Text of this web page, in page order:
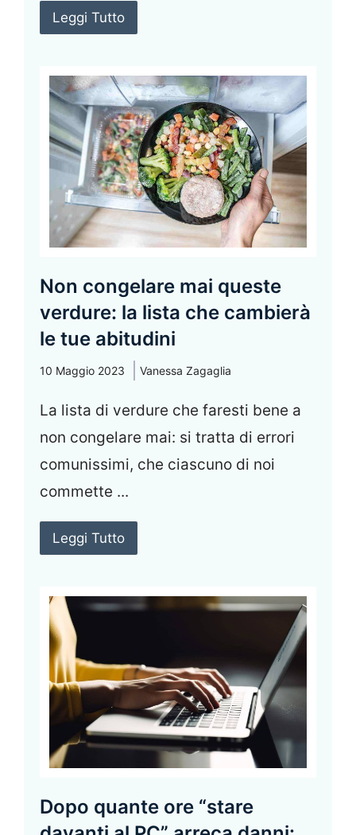
Leggi Tutto
Non congelare mai queste
verdure: la lista che cambierà
le tue abitudini
10 Maggio 2023 Vanessa Zagaglia
La lista di verdure che faresti bene a
non congelare mai: si tratta di errori
comunissimi, che ciascuno di noi
commette ...
Leggi Tutto
Dopo quante ore “stare